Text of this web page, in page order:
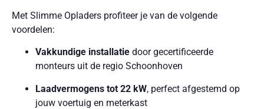
Met Slimme Opladers profiteer je van de volgende
voordelen:
Vakkundige installatie door gecertificeerde
monteurs uit de regio Schoonhoven
Laadvermogens tot 22 kW, perfect afgestemd op
jouw voertuig en meterkast